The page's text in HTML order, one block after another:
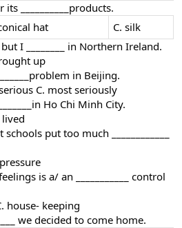
__________products.
hat
C. silk
I ________ in Northern Ireland.
up
in Beijing.
C. most seriously
Ho Chi Minh City.
put too much ____________
is a/ an ___________ control
house- keeping
we decided to come home.